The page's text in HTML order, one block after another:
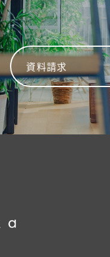
資料請求